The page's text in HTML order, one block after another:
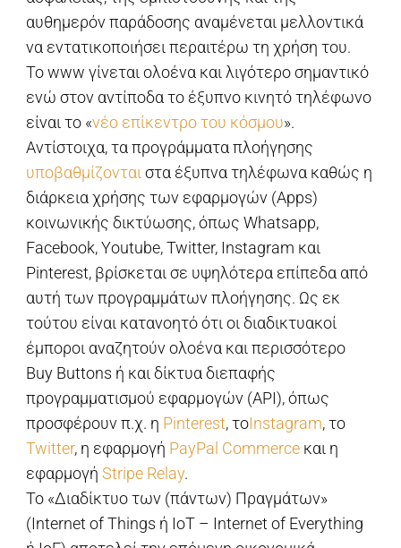
αυθημερόν παράδοσης αναμένεται μελλοντικά
να εντατικοποιήσει περαιτέρω τη χρήση του.
Το www γίνεται ολοένα και λιγότερο σημαντικό
ενώ στον αντίποδα το έξυπνο κινητό τηλέφωνο
είναι το «νέο επίκεντρο του κόσμου».
Αντίστοιχα, τα προγράμματα πλοήγησης
υποβαθμίζονται στα έξυπνα τηλέφωνα καθώς η
διάρκεια χρήσης των εφαρμογών (Apps)
κοινωνικής δικτύωσης, όπως Whatsapp,
Facebook, Υoutube, Twitter, Instagram και
Pinterest, βρίσκεται σε υψηλότερα επίπεδα από
αυτή των προγραμμάτων πλοήγησης. Ως εκ
τούτου είναι κατανοητό ότι οι διαδικτυακοί
έμποροι αναζητούν ολοένα και περισσότερο
Buy Buttons ή και δίκτυα διεπαφής
προγραμματισμού εφαρμογών (API), όπως
προσφέρουν π.χ. η Pinterest, τοInstagram, το
Twitter, η εφαρμογή PayPal Commerce και η
εφαρμογή Stripe Relay.
Το «Διαδίκτυο των (πάντων) Πραγμάτων»
(Internet of Things ή IoT – Internet of Everything